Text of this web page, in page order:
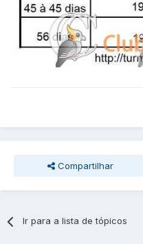
Compartilhar
Ir para a lista de tópicos